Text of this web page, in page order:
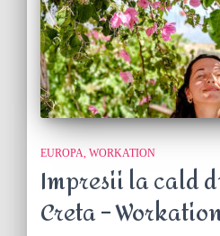
EUROPA WORKATION
Impresii la cald
Creta –